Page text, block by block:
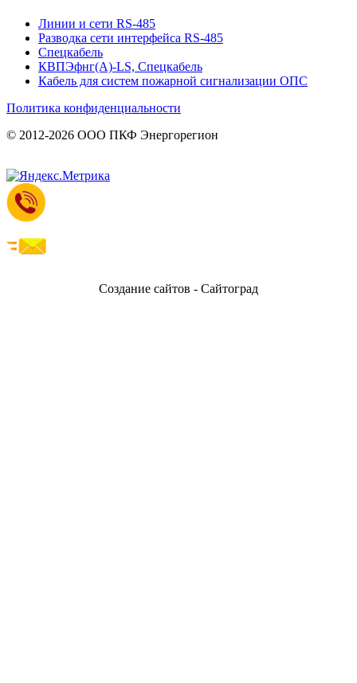
Линии и сети RS-485
Разводка сети интерфейса RS-485
Спецкабель
КВПЭфнг(А)-LS, Спецкабель
Кабель для систем пожарной сигнализации ОПС
Политика конфиденциальности
© 2012-2026 ООО ПКФ Энергорегион
Создание сайтов - Сайтоград